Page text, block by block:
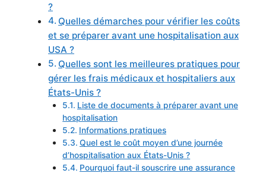
?
Quelles démarches pour vérifier les coûts
et se préparer avant une hospitalisation aux
USA ?
Quelles sont les meilleures pratiques pour
gérer les frais médicaux et hospitaliers aux
États-Unis ?
Liste de documents à préparer avant une
hospitalisation
Informations pratiques
Quel est le coût moyen d’une journée
d’hospitalisation aux États-Unis ?
Pourquoi faut-il souscrire une assurance